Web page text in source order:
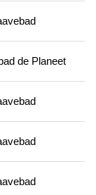
de Planeet